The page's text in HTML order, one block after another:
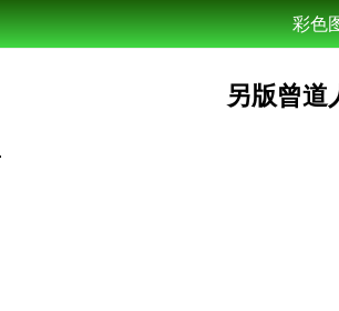
彩色
另版曾道